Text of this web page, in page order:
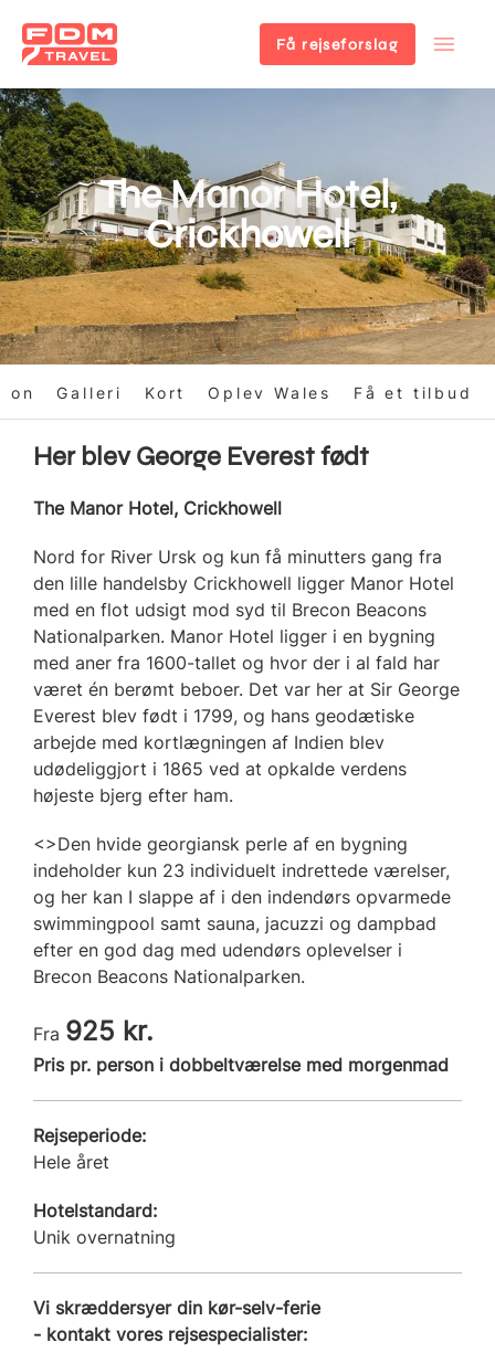
Gå
til
hovedindhold
Få rejseforslag
The Manor Hotel,
Crickhowell
Galleri Kort Oplev Wales Få et tilbud
Her blev George Everest født
The Manor Hotel, Crickhowell
Nord for River Ursk og kun få minutters gang fra
den lille handelsby Crickhowell ligger Manor Hotel
med en flot udsigt mod syd til Brecon Beacons
Nationalparken. Manor Hotel ligger i en bygning
med aner fra 1600-tallet og hvor der i al fald har
været én berømt beboer. Det var her at Sir George
Everest blev født i 1799, og hans geodætiske
arbejde med kortlægningen af Indien blev
udødeliggjort i 1865 ved at opkalde verdens
højeste bjerg efter ham.
<>Den hvide georgiansk perle af en bygning
indeholder kun 23 individuelt indrettede værelser,
og her kan I slappe af i den indendørs opvarmede
swimmingpool samt sauna, jacuzzi og dampbad
efter en god dag med udendørs oplevelser i
Brecon Beacons Nationalparken.
Fra 925 kr.
Pris pr. person i dobbeltværelse med morgenmad
Rejseperiode:
Hele året
Hotelstandard:
Unik overnatning
Vi skræddersyer din kør-selv-ferie
- kontakt vores rejsespecialister: